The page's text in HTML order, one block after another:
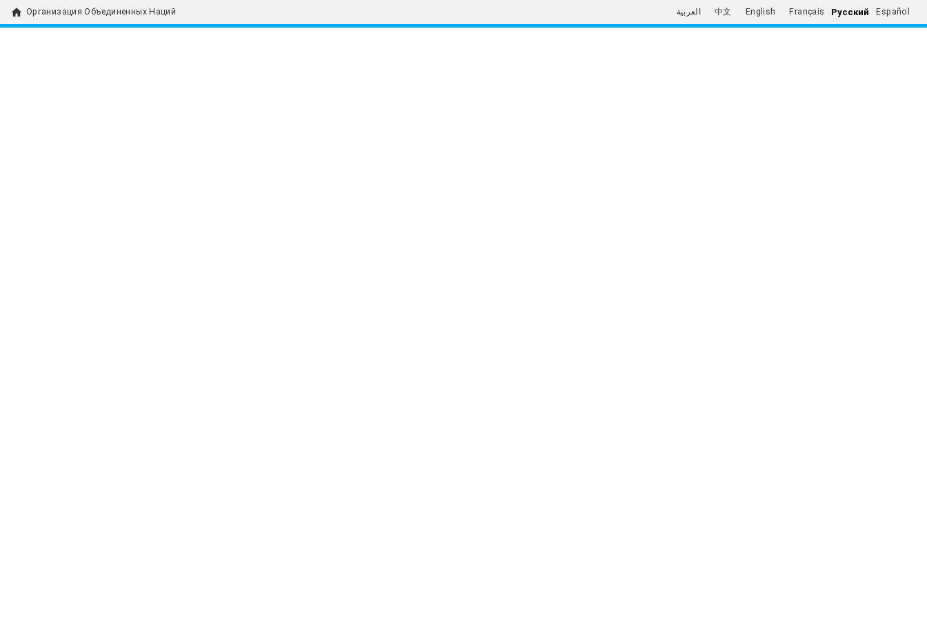
home Организация Объединенных Наций العربية 中文 English Français Русский Español